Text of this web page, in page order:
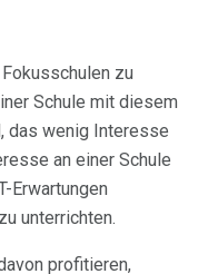
zu
Schule mit diesem
das wenig Interesse
an einer Schule
Erwartungen
unterrichten.
profitieren,